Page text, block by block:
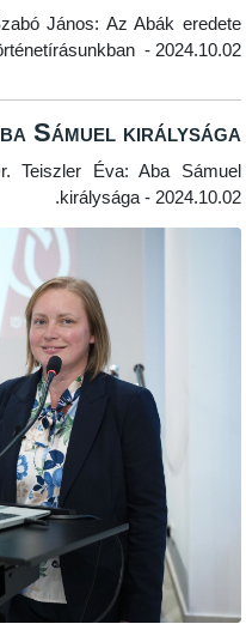
- B. Szabó János: Az
történetírásunkban -
Aba Sámuel
- Dr. Teiszler Éva:
királysága -